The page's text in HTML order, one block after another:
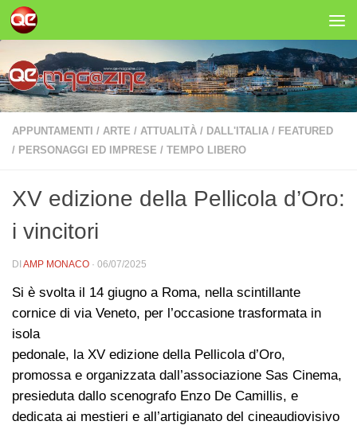
Salta al contenuto
APPUNTAMENTI / ARTE / ATTUALITÀ / DALL'ITALIA / FEATURED
/ PERSONAGGI ED IMPRESE / TEMPO LIBERO
XV edizione della Pellicola d’Oro:
i vincitori
DI AMP MONACO · 06/07/2025
Si è svolta il 14 giugno a Roma, nella scintillante
cornice di via Veneto, per l’occasione trasformata in
isola
pedonale, la XV edizione della Pellicola d’Oro,
promossa e organizzata dall’associazione Sas Cinema,
presieduta dallo scenografo Enzo De Camillis, e
dedicata ai mestieri e all’artigianato del cineaudiovisivo